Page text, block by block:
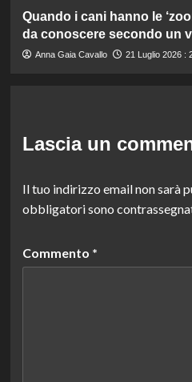
Quando i cani hanno le
da conoscere secondo un
Anna Gaia Cavallo 21 Luglio 2026 :
Lascia un
Il tuo indirizzo email non sarà
obbligatori sono
Commento *